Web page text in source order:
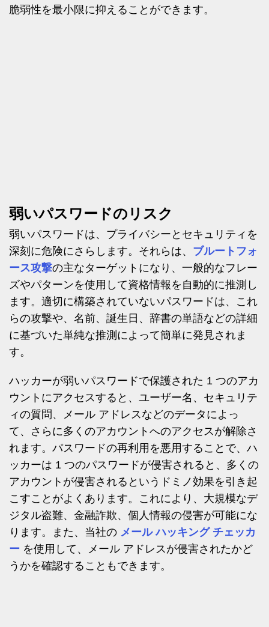
脆弱性を最小限に抑えることができます。
弱いパスワードのリスク
弱いパスワードは、プライバシーとセキュリティを
深刻に危険にさらします。それらは、 ブルートフォ
ース攻撃の主なターゲットになり、一般的なフレー
ズやパターンを使用して資格情報を自動的に推測し
ます。適切に構築されていないパスワードは、これ
らの攻撃や、名前、誕生日、辞書の単語などの詳細
に基づいた単純な推測によって簡単に発見されま
す。
ハッカーが弱いパスワードで保護された 1 つのアカ
ウントにアクセスすると、ユーザー名、セキュリテ
ィの質問、メール アドレスなどのデータによっ
て、さらに多くのアカウントへのアクセスが解除さ
れます。パスワードの再利用を悪用することで、ハ
ッカーは 1 つのパスワードが侵害されると、多くの
アカウントが侵害されるというドミノ効果を引き起
こすことがよくあります。これにより、大規模なデ
ジタル盗難、金融詐欺、個人情報の侵害が可能にな
ります。また、当社の メール ハッキング チェッカ
ー を使用して、メール アドレスが侵害されたかど
うかを確認することもできます。